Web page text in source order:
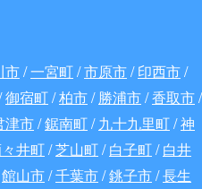
市/一宮町/市原市/印西市/
御宿町/柏市/勝浦市/香取市/
津市/鋸南町/九十九里町/神
井町/芝山町/白子町/白井
館山市/千葉市/銚子市/長生